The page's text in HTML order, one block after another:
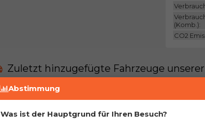
(Komb.):
CO2
Zuletzt hinzugefügte Fahrzeuge
Derzeit gibt es keine solchen Fahrzeuge in
Treten Sie der Gemeinschaft bei und
Abstimmung
Was ist der Hauptgrund für Ihren Besuch?